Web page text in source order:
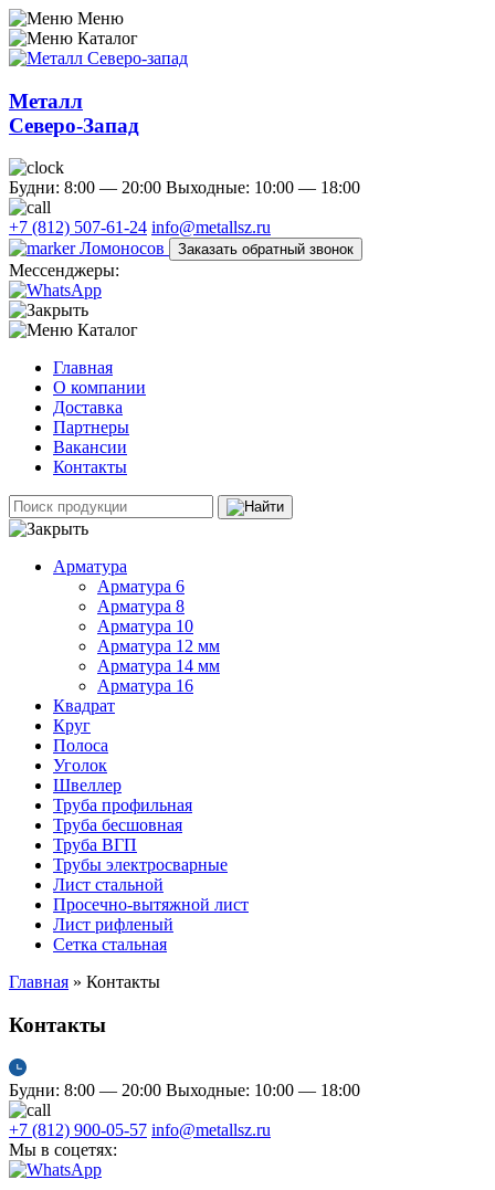
Меню
Каталог
Металл
Северо-Запад
Будни: 8:00 — 20:00 Выходные: 10:00 — 18:00
+7 (812) 507-61-24 info@metallsz.ru
Ломоносов
Заказать обратный звонок
Мессенджеры:
Каталог
Главная
О компании
Доставка
Партнеры
Вакансии
Контакты
Арматура
Арматура 6
Арматура 8
Арматура 10
Арматура 12 мм
Арматура 14 мм
Арматура 16
Квадрат
Круг
Полоса
Уголок
Швеллер
Труба профильная
Труба бесшовная
Труба ВГП
Трубы электросварные
Лист стальной
Просечно-вытяжной лист
Лист рифленый
Сетка стальная
Главная » Контакты
Контакты
Будни: 8:00 — 20:00 Выходные: 10:00 — 18:00
+7 (812) 900-05-57 info@metallsz.ru
Мы в соцетях: